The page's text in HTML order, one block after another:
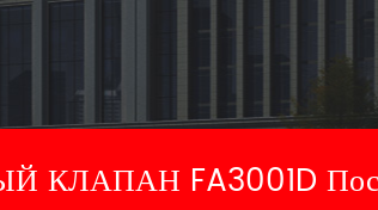
КЛАПАН FA3001D